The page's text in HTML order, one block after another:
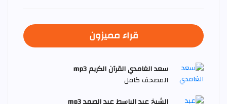
قراء مميزون
سعد الغامدي القرآن الكريم mp3
المصحف كامل